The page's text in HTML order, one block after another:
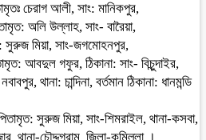
চেরাগ আলী, সাং: মানিকপুর,
অলি উল্লাহ, সাং- বারৈয়া,
সুরুজ মিয়া, সাং-জগমোহনপুর,
আবদুল গফুর, ঠিকানা: সাং- বিচুন্দাইর,
থানা: চান্দিনা, বর্তমান ঠিকানা: ধানমন্ডি
সুরুজ মিয়া, সাং-শিমরাইল, থানা-কসবা,